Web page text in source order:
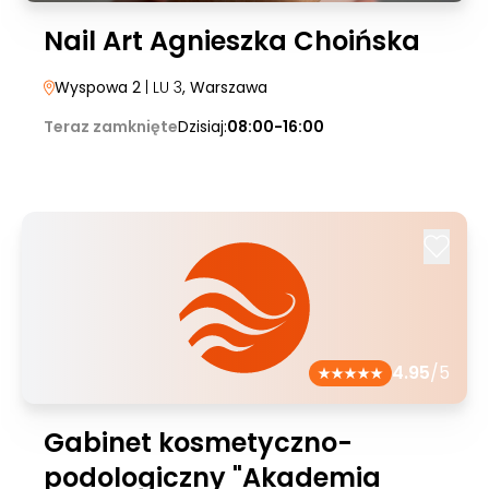
Nail Art Agnieszka Choińska
Wyspowa 2 | LU 3, Warszawa
Teraz zamknięteDzisiaj:08:00-16:00
4.95/5
Gabinet kosmetyczno-
podologiczny "Akademia